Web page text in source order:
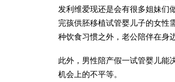
发利维爱现还是会有很多姐妹们
完孩供胚移植试管婴儿子的女性
种饮食习惯之外，老公陪伴在身
此外，男性陪产假一试管婴儿能
机会上的不平等。